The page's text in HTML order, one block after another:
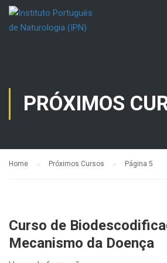
PRÓXIMOS
Home Próximos Cursos Página 5
Curso de
Mecanismo da Doença